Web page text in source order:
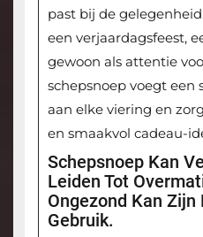
past bij de
een verjaardagsfeest,
gewoon als attentie
schepsnoep voegt een
aan elke viering en
en smaakvol cadeau-
Schepsnoep Kan
Leiden Tot
Ongezond Kan
Gebruik.